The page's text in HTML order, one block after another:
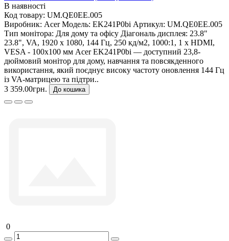
В наявності
Код товару: UM.QE0EE.005
Виробник: Acer Модель: EK241P0bi Артикул: UM.QE0EE.005
Тип монітора: Для дому та офісу Діагональ дисплея: 23.8"
23.8", VA, 1920 x 1080, 144 Гц, 250 кд/м2, 1000:1, 1 х HDMI,
VESA - 100x100 мм Acer EK241P0bi — доступний 23,8-
дюймовий монітор для дому, навчання та повсякденного
використання, який поєднує високу частоту оновлення 144 Гц
із VA-матрицею та підтри..
3 359.00грн.
До кошика
0